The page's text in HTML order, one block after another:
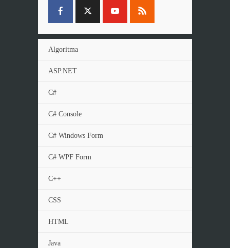
Algoritma
ASP.NET
C#
C# Console
C# Windows Form
C# WPF Form
C++
CSS
HTML
Java